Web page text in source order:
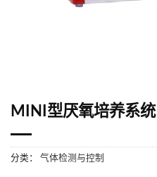
MINI型厌氧培养系统
分类： 气体检测与控制